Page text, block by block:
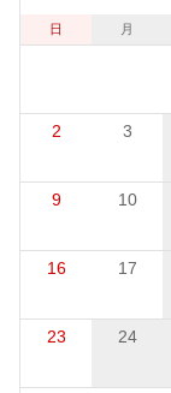
日 月
2 3
9 10
16 17
23 24